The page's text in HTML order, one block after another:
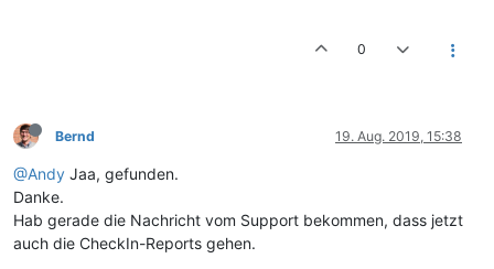
0
Bernd 19. Aug. 2019, 15:38
@Andy Jaa, gefunden.
Danke.
Hab gerade die Nachricht vom Support bekommen, dass jetzt
auch die CheckIn-Reports gehen.